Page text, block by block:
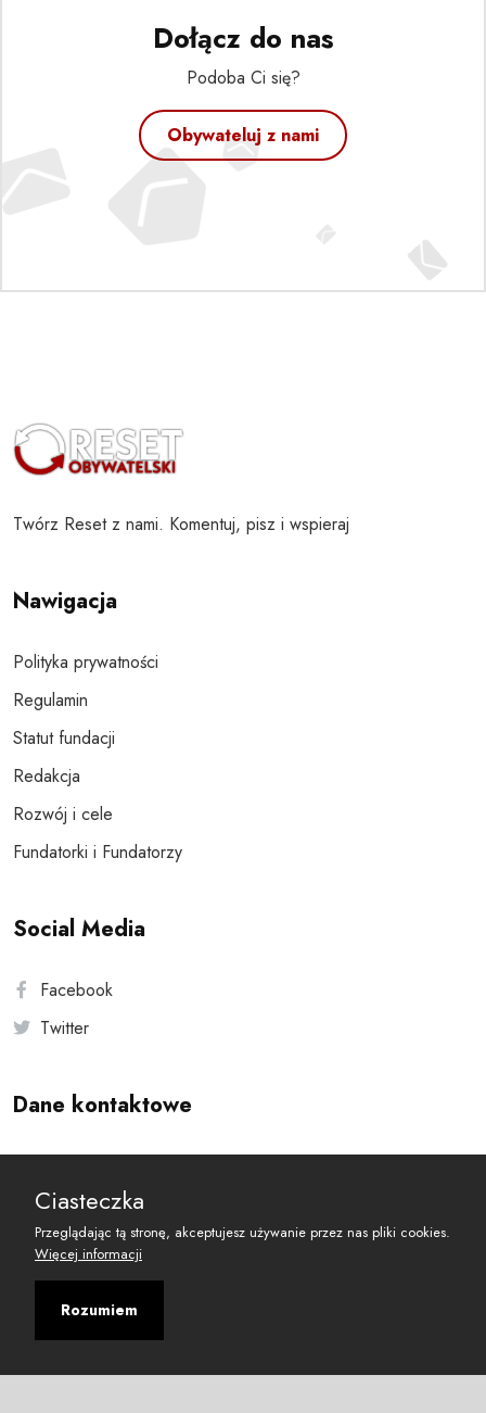
Dołącz do nas
Podoba Ci się?
Obywateluj z nami
Twórz Reset z nami. Komentuj, pisz i wspieraj
Nawigacja
Polityka prywatności
Regulamin
Statut fundacji
Redakcja
Rozwój i cele
Fundatorki i Fundatorzy
Social Media
Facebook
Twitter
Dane kontaktowe
reset@resetobywatelski.pl
Ciasteczka
Przeglądając tą stronę, akceptujesz używanie przez nas pliki cookies.
Więcej informacji
Rozumiem